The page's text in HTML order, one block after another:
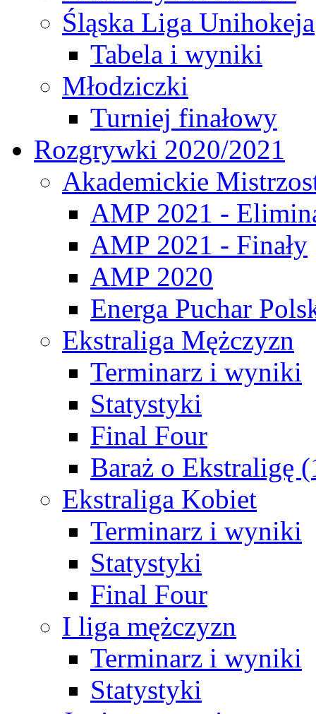
Śląska Liga Unihokeja
Tabela i wyniki
Młodziczki
Turniej finałowy
Rozgrywki 2020/2021
Akademickie
AMP 2021 -
AMP 2021 - Finały
AMP 2020
Energa Puchar
Ekstraliga Mężczyzn
Terminarz i wyniki
Statystyki
Final Four
Baraż o Ekstraligę
Ekstraliga Kobiet
Terminarz i wyniki
Statystyki
Final Four
I liga mężczyzn
Terminarz i wyniki
Statystyki